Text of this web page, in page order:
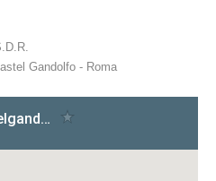
Gandolfo - Roma